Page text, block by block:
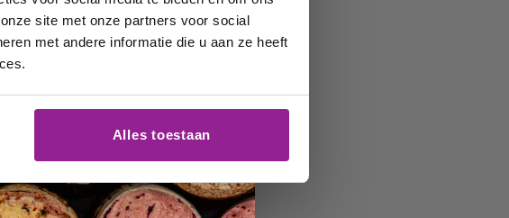
site met onze partners voor social
met andere informatie die u aan ze heeft
Alles toestaan